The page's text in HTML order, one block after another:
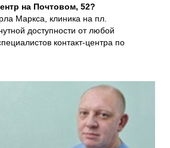
на Почтовом, 52?
Маркса, клиника на пл.
доступности от любой
контакт-центра по